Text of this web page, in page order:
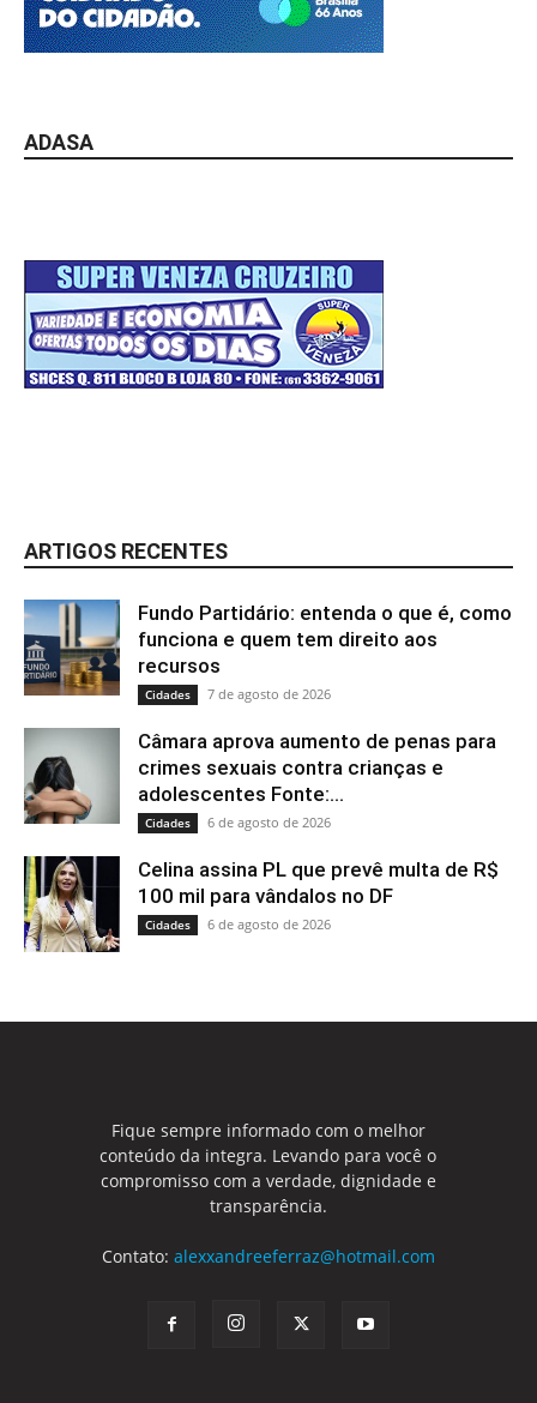
ADASA
ARTIGOS RECENTES
Fundo Partidário: entenda o que é, como
funciona e quem tem direito aos
recursos
Cidades 7 de agosto de 2026
Câmara aprova aumento de penas para
crimes sexuais contra crianças e
adolescentes Fonte:...
Cidades 6 de agosto de 2026
Celina assina PL que prevê multa de R$
100 mil para vândalos no DF
Cidades 6 de agosto de 2026
Fique sempre informado com o melhor
conteúdo da integra. Levando para você o
compromisso com a verdade, dignidade e
transparência.
Contato: alexxandreeferraz@hotmail.com